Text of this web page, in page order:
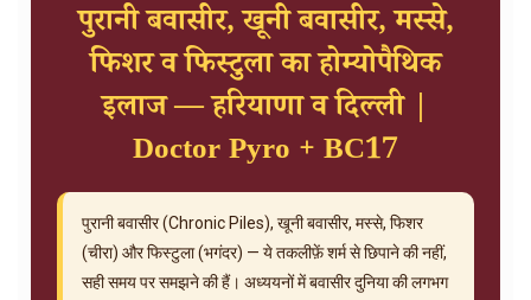
पुरानी बवासीर, खूनी बवासीर, मस्से,
फिशर व फिस्टुला का होम्योपैथिक
इलाज — हरियाणा व दिल्ली |
Doctor Pyro + BC17
पुरानी बवासीर (Chronic Piles), खूनी बवासीर, मस्से, फिशर
(चीरा) और फिस्टुला (भगंदर) — ये तकलीफ़ें शर्म से छिपाने की नहीं,
सही समय पर समझने की हैं। अध्ययनों में बवासीर दुनिया की लगभग